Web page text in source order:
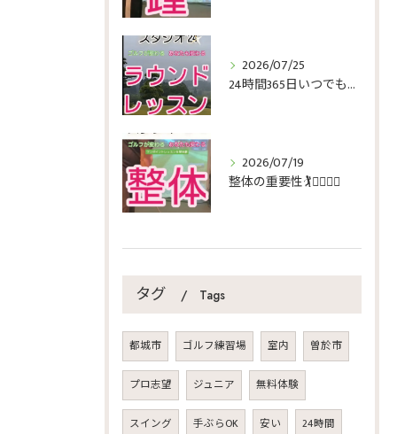
2026/07/25
24時間365日いつでもゴルフ🏌️🏌️‍♀️🏌️‍♂️
2026/07/19
整体の重要性🏌️🏌️‍♀️🏌️‍♂️
タグ Tags
都城市 ゴルフ練習場 室内 曽於市
プロ志望 ジュニア 無料体験
スイング 手ぶらOK 安い 24時間